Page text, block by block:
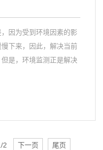
因为受到环境因素的影
下来，因此，解决当前
是，环境监测正是解决
2 下一页 尾页